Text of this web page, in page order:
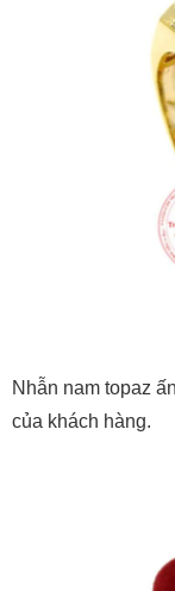
Nhẫn nam topaz
của khách hàng.